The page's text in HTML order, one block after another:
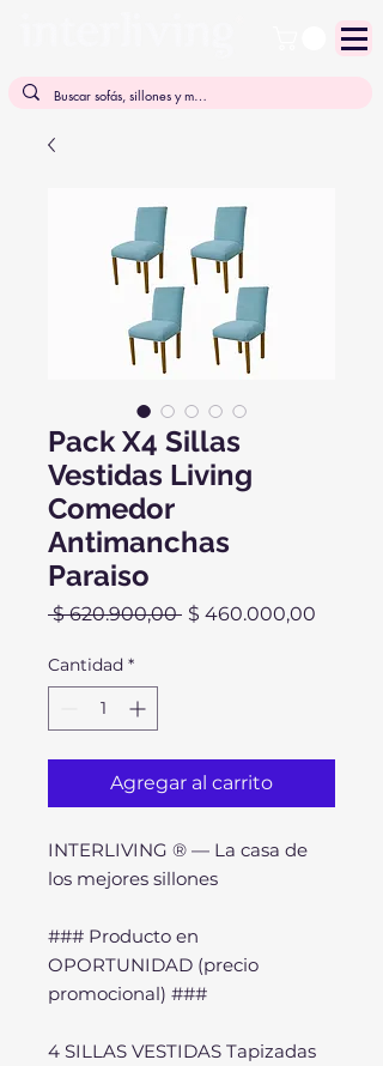
Pack X4 Sillas
Vestidas Living
Comedor
Antimanchas
Paraiso
$ 620.900,00 Precio
$ 460.000,00
Cantidad *
Agregar al carrito
INTERLIVING ® — La casa de
los mejores sillones
### Producto en
OPORTUNIDAD (precio
promocional) ###
4 SILLAS VESTIDAS Tapizadas